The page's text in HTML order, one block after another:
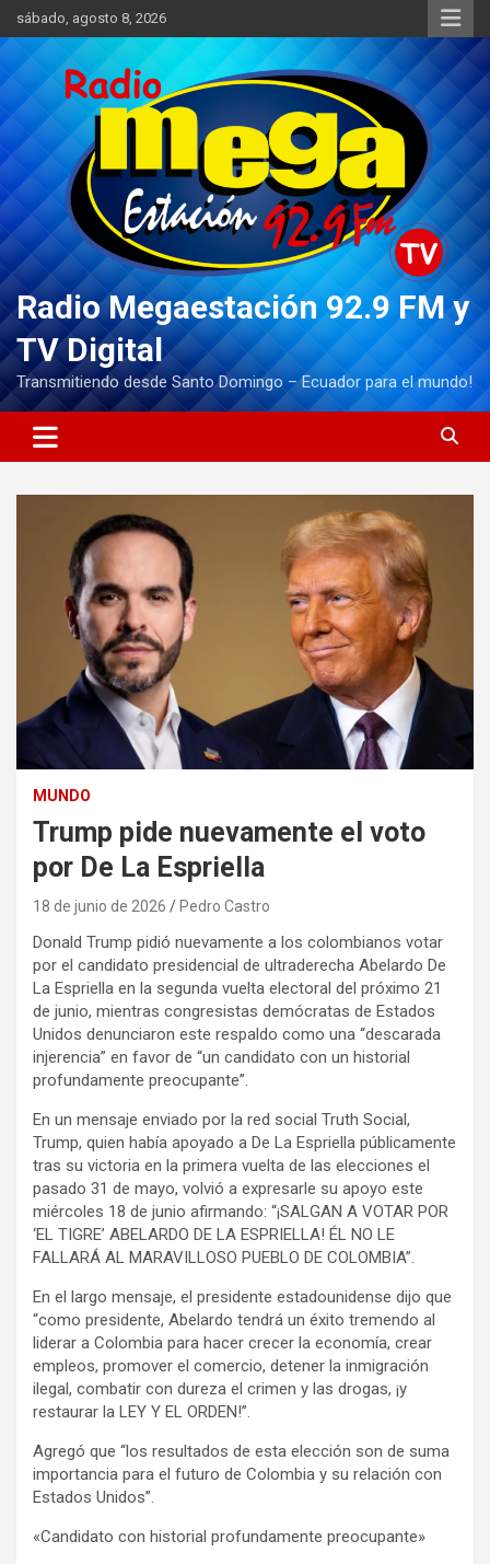
Saltar
al
contenido
sábado, agosto 8, 2026
Radio Megaestación 92.9 FM y
TV Digital
Transmitiendo desde Santo Domingo – Ecuador para el mundo!
MUNDO
Trump pide nuevamente el voto
por De La Espriella
18 de junio de 2026 Pedro Castro
Donald Trump pidió nuevamente a los colombianos votar
por el candidato presidencial de ultraderecha Abelardo De
La Espriella en la segunda vuelta electoral del próximo 21
de junio, mientras congresistas demócratas de Estados
Unidos denunciaron este respaldo como una “descarada
injerencia” en favor de “un candidato con un historial
profundamente preocupante”.
En un mensaje enviado por la red social Truth Social,
Trump, quien había apoyado a De La Espriella públicamente
tras su victoria en la primera vuelta de las elecciones el
pasado 31 de mayo, volvió a expresarle su apoyo este
miércoles 18 de junio afirmando: “¡SALGAN A VOTAR POR
‘EL TIGRE’ ABELARDO DE LA ESPRIELLA! ÉL NO LE
FALLARÁ AL MARAVILLOSO PUEBLO DE COLOMBIA”.
En el largo mensaje, el presidente estadounidense dijo que
“como presidente, Abelardo tendrá un éxito tremendo al
liderar a Colombia para hacer crecer la economía, crear
empleos, promover el comercio, detener la inmigración
ilegal, combatir con dureza el crimen y las drogas, ¡y
restaurar la LEY Y EL ORDEN!”.
Agregó que “los resultados de esta elección son de suma
importancia para el futuro de Colombia y su relación con
Estados Unidos”.
«Candidato con historial profundamente preocupante»